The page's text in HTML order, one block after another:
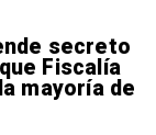
secreto
Fiscalía
mayoría de